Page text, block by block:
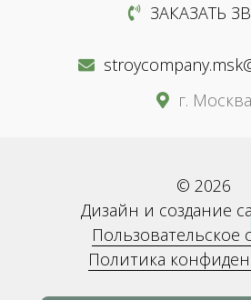
ЗАКАЗАТЬ
г. Москва
© 2026
Дизайн и создание
Пользовательское
Политика